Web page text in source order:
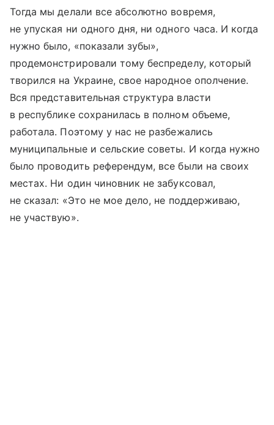
Тогда мы делали все абсолютно вовремя,
не упуская ни одного дня, ни одного часа. И когда
нужно было, «показали зубы»,
продемонстрировали тому беспределу, который
творился на Украине, свое народное ополчение.
Вся представительная структура власти
в республике сохранилась в полном объеме,
работала. Поэтому у нас не разбежались
муниципальные и сельские советы. И когда нужно
было проводить референдум, все были на своих
местах. Ни один чиновник не забуксовал,
не сказал: «Это не мое дело, не поддерживаю,
не участвую».